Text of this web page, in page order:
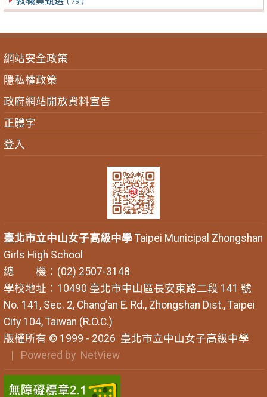
網站安全政策
隱私權政策
政府網站開放資料宣告
正體字
登入
臺北市立中山女子高級中學Taipei Municipal Zhongshan
Girls High School
總 機：(02) 2507-3148
學校地址：10490 臺北市中山區長安東路二段 141 號
No. 141, Sec. 2, Chang’an E. Rd., Zhongshan Dist., Taipei
City 104, Taiwan (R.O.C.)
版權所有 © 1999 - 2026 臺北市立中山女子高級中學
| Powered by NetView